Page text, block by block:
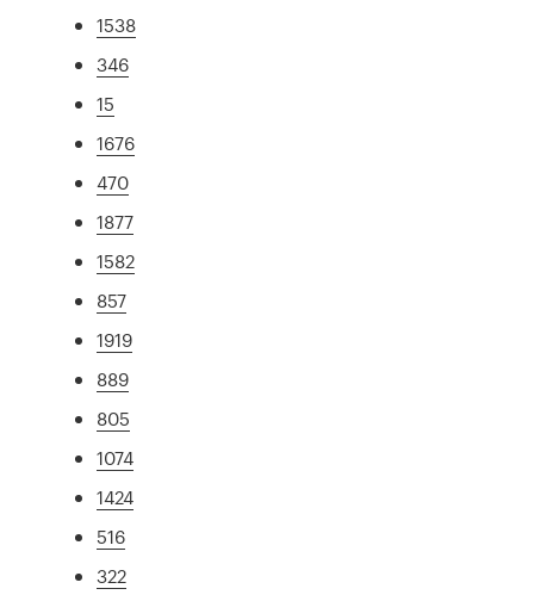
1538
346
15
1676
470
1877
1582
857
1919
889
805
1074
1424
516
322